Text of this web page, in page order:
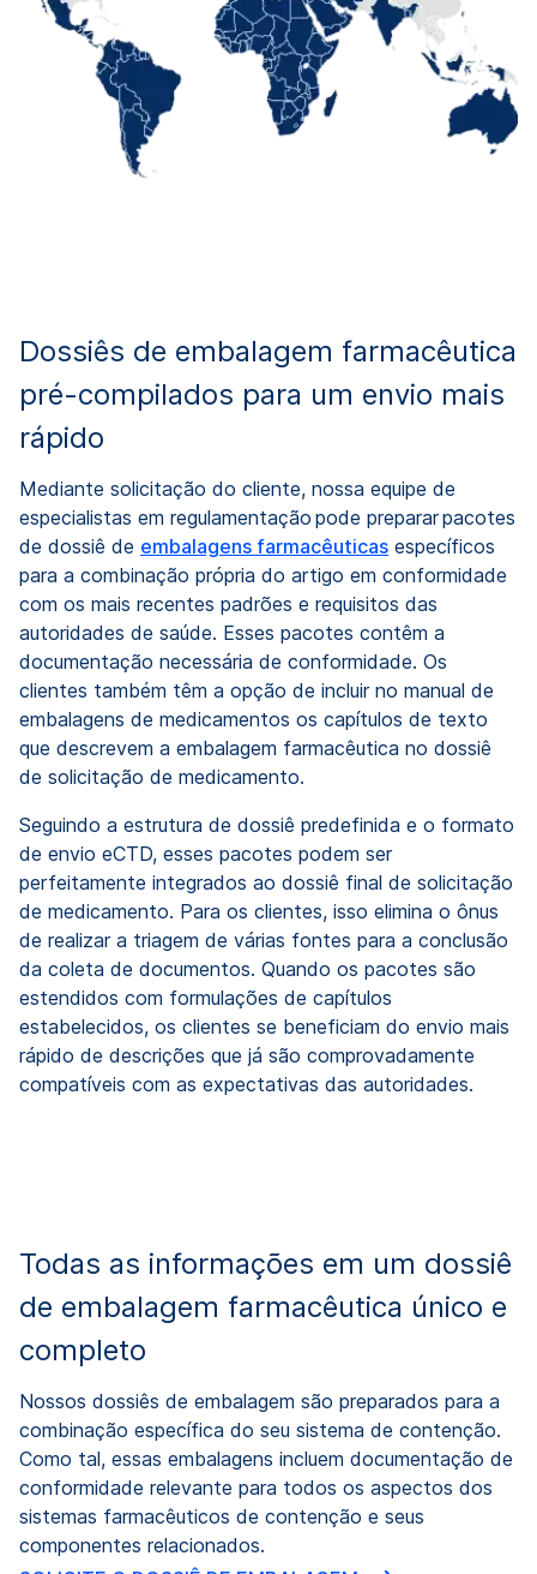
Dossiês de embalagem farmacêutica
pré-compilados para um envio mais
rápido
Mediante solicitação do cliente, nossa equipe de
especialistas em regulamentação pode preparar pacotes
de dossiê de embalagens farmacêuticas específicos
para a combinação própria do artigo em conformidade
com os mais recentes padrões e requisitos das
autoridades de saúde. Esses pacotes contêm a
documentação necessária de conformidade. Os
clientes também têm a opção de incluir no manual de
embalagens de medicamentos os capítulos de texto
que descrevem a embalagem farmacêutica no dossiê
de solicitação de medicamento.
Seguindo a estrutura de dossiê predefinida e o formato
de envio eCTD, esses pacotes podem ser
perfeitamente integrados ao dossiê final de solicitação
de medicamento. Para os clientes, isso elimina o ônus
de realizar a triagem de várias fontes para a conclusão
da coleta de documentos. Quando os pacotes são
estendidos com formulações de capítulos
estabelecidos, os clientes se beneficiam do envio mais
rápido de descrições que já são comprovadamente
compatíveis com as expectativas das autoridades.
Todas as informações em um dossiê
de embalagem farmacêutica único e
completo
Nossos dossiês de embalagem são preparados para a
combinação específica do seu sistema de contenção.
Como tal, essas embalagens incluem documentação de
conformidade relevante para todos os aspectos dos
sistemas farmacêuticos de contenção e seus
componentes relacionados.